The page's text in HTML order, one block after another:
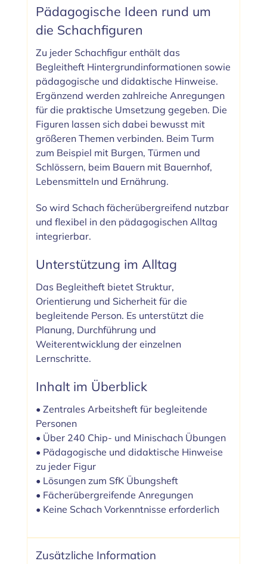
Pädagogische Ideen rund um
die Schachfiguren
Zu jeder Schachfigur enthält das
Begleitheft Hintergrundinformationen sowie
pädagogische und didaktische Hinweise.
Ergänzend werden zahlreiche Anregungen
für die praktische Umsetzung gegeben. Die
Figuren lassen sich dabei bewusst mit
größeren Themen verbinden. Beim Turm
zum Beispiel mit Burgen, Türmen und
Schlössern, beim Bauern mit Bauernhof,
Lebensmitteln und Ernährung.
So wird Schach fächerübergreifend nutzbar
und flexibel in den pädagogischen Alltag
integrierbar.
Unterstützung im Alltag
Das Begleitheft bietet Struktur,
Orientierung und Sicherheit für die
begleitende Person. Es unterstützt die
Planung, Durchführung und
Weiterentwicklung der einzelnen
Lernschritte.
Inhalt im Überblick
• Zentrales Arbeitsheft für begleitende
Personen
• Über 240 Chip- und Minischach Übungen
• Pädagogische und didaktische Hinweise
zu jeder Figur
• Lösungen zum SfK Übungsheft
• Fächerübergreifende Anregungen
• Keine Schach Vorkenntnisse erforderlich
Zusätzliche Information